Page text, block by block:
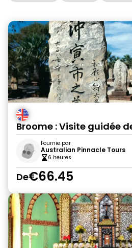
Broome : Visite guidée
Fournie par
Australian Pinnacle Tours
6 heures
De€66.45